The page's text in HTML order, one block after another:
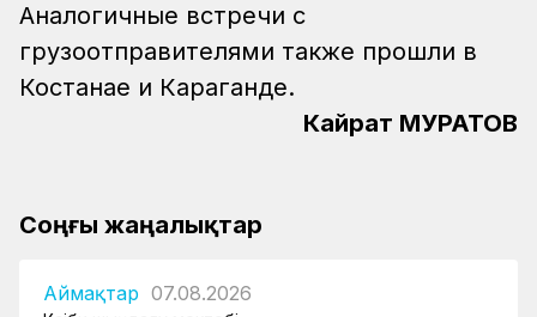
Аналогичные встречи с
грузоотправителями также прошли в
Костанае и Караганде.
Кайрат МУРАТОВ
Соңғы жаңалықтар
Аймақтар 07.08.2026